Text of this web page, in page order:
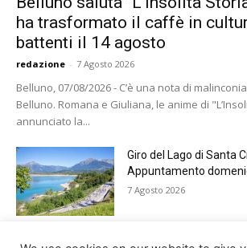
ha trasformato il caffè in
battenti il 14 agosto
redazione - 7 Agosto 2026
Belluno, 07/08/2026 - C’è una nota di
Belluno. Romana e Giuliana, le anime di
annunciato la...
Giro del Lago di Santa
Appuntamento
7 Agosto 2026
Belluno rende